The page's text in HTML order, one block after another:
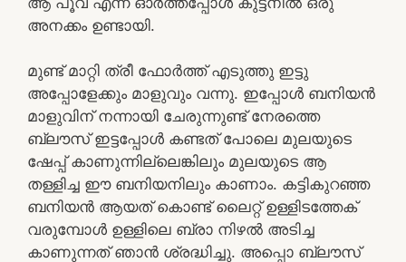
അനക്കം ഉണ്ടായി.
മുണ്ട് മാറ്റി ത്രീ ഫോർത്ത് എടുത്തു ഇട്ടു
അപ്പോളേക്കും മാളുവും വന്നു. ഇപ്പോൾ ബനിയൻ
മാളുവിന്‌ നന്നായി ചേരുന്നുണ്ട് നേരത്തെ
ബ്ലൗസ് ഇട്ടപ്പോൾ കണ്ടത് പോലെ മുലയുടെ
ഷേപ്പ് കാണുന്നില്ലെങ്കിലും മുലയുടെ ആ
തള്ളിച്ച ഈ ബനിയനിലും കാണാം. കട്ടികുറഞ്ഞ
ബനിയൻ ആയത് കൊണ്ട് ലൈറ്റ് ഉള്ളിടത്തേക്
വരുമ്പോൾ ഉള്ളിലെ ബ്രാ നിഴൽ അടിച്ച
കാണുന്നത് ഞാൻ ശ്രദ്ധിച്ചു. അപ്പൊ ബ്ലൗസ്